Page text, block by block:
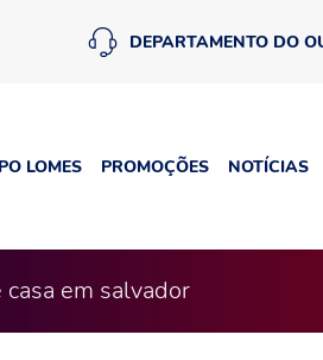
DEPARTAMENTO DO
LOMES PROMOÇÕES NOTÍCIAS
em salvador